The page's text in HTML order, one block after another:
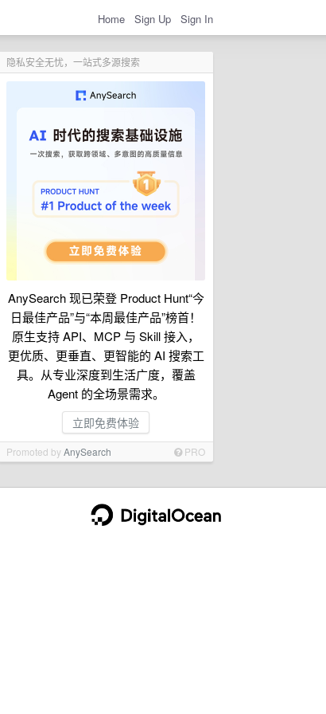
Home Sign Up Sign In
隐私安全无忧，一站式多源搜索
AnySearch 现已荣登 Product Hunt“今
日最佳产品”与“本周最佳产品”榜首！
原生支持 API、MCP 与 Skill 接入，
更优质、更垂直、更智能的 AI 搜索工
具。从专业深度到生活广度，覆盖
Agent 的全场景需求。
立即免费体验
Promoted byAnySearch PRO